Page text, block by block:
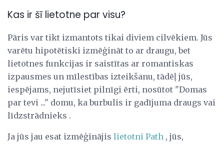
Kas ir šī lietotne par visu?
Pāris var tikt izmantots tikai diviem cilvēkiem. Jūs
varētu hipotētiski izmēģināt to ar draugu, bet
lietotnes funkcijas ir saistītas ar romantiskas
izpausmes un mīlestības izteikšanu, tādēļ jūs,
iespējams, nejutīsiet pilnīgi ērti, nosūtot "Domas
par tevi ..." domu, ka burbulis ir gadījuma draugs vai
līdzstrādnieks .
Ja jūs jau esat izmēģinājis lietotni Path , jūs,